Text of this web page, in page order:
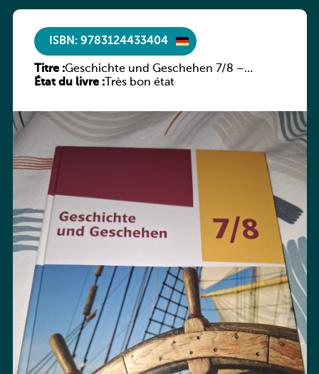
ISBN: 9783124433404
Titre :Geschichte und Geschehen 7/8 –
Rheinland-Pfalz
État du livre :Très bon état